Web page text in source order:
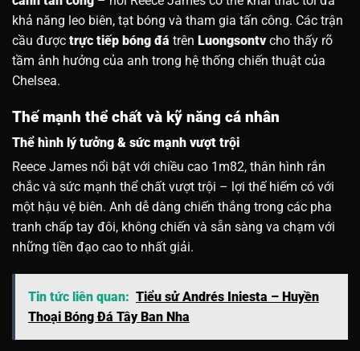
khả năng leo biên, tạt bóng và tham gia tấn công. Các trận
cầu được trực tiếp bóng đá trên Luongsontv cho thấy rõ
tầm ảnh hưởng của anh trong hệ thống chiến thuật của
Chelsea.
Thế mạnh thể chất và kỹ năng cá nhân
Thể hình lý tưởng & sức mạnh vượt trội
Reece James nổi bật với chiều cao 1m82, thân hình rắn
chắc và sức mạnh thể chất vượt trội – lợi thế hiếm có với
một hậu vệ biên. Anh dễ dàng chiến thắng trong các pha
tranh chấp tay đôi, không chiến và sẵn sàng va chạm với
những tiền đạo cao to nhất giải.
Tin tức liên quan: Tiểu sử Andrés Iniesta – Huyền
Thoại Bóng Đá Tây Ban Nha